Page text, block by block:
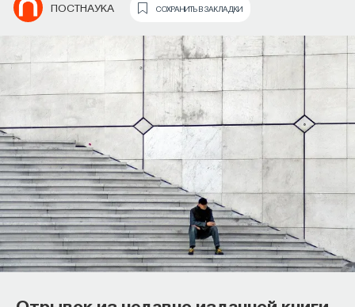
ПОСТНАУКА СОХРАНИТЬ В ЗАКЛАДКИ
Как наши память, потребности,
эмоции, внимание, воля связаны